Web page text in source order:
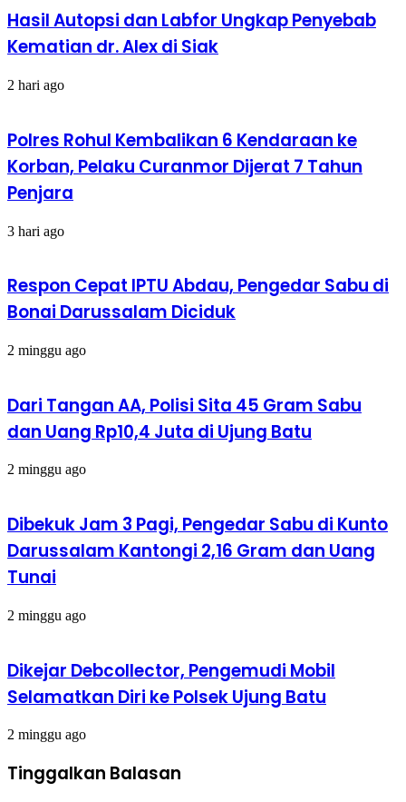
Hasil Autopsi dan Labfor Ungkap Penyebab
Kematian dr. Alex di Siak
2 hari ago
Polres Rohul Kembalikan 6 Kendaraan ke
Korban, Pelaku Curanmor Dijerat 7 Tahun
Penjara
3 hari ago
Respon Cepat IPTU Abdau, Pengedar Sabu di
Bonai Darussalam Diciduk
2 minggu ago
Dari Tangan AA, Polisi Sita 45 Gram Sabu
dan Uang Rp10,4 Juta di Ujung Batu
2 minggu ago
Dibekuk Jam 3 Pagi, Pengedar Sabu di Kunto
Darussalam Kantongi 2,16 Gram dan Uang
Tunai
2 minggu ago
Dikejar Debcollector, Pengemudi Mobil
Selamatkan Diri ke Polsek Ujung Batu
2 minggu ago
Tinggalkan Balasan